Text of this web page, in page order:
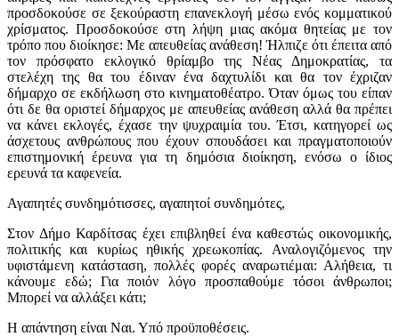
προσδοκούσε σε ξεκούραστη επανεκλογή μέσω ενός κομματικού
χρίσματος. Προσδοκούσε στη λήψη μιας ακόμα θητείας με τον
τρόπο που διοίκησε: Με απευθείας ανάθεση! Ήλπιζε ότι έπειτα από
τον πρόσφατο εκλογικό θρίαμβο της Νέας Δημοκρατίας, τα
στελέχη της θα του έδιναν ένα δαχτυλίδι και θα τον έχριζαν
δήμαρχο σε εκδήλωση στο κινηματοθέατρο. Όταν όμως του είπαν
ότι δε θα οριστεί δήμαρχος με απευθείας ανάθεση αλλά θα πρέπει
να κάνει εκλογές, έχασε την ψυχραιμία του. Έτσι, κατηγορεί ως
άσχετους ανθρώπους που έχουν σπουδάσει και πραγματοποιούν
επιστημονική έρευνα για τη δημόσια διοίκηση, ενόσω ο ίδιος
ερευνά τα καφενεία.
Αγαπητές συνδημότισσες, αγαπητοί συνδημότες,
Στον Δήμο Καρδίτσας έχει επιβληθεί ένα καθεστώς οικονομικής,
πολιτικής και κυρίως ηθικής χρεωκοπίας. Αναλογιζόμενος την
υφιστάμενη κατάσταση, πολλές φορές αναρωτιέμαι: Αλήθεια, τι
κάνουμε εδώ; Για ποιόν λόγο προσπαθούμε τόσοι άνθρωποι;
Μπορεί να αλλάξει κάτι;
Η απάντηση είναι Ναι. Υπό προϋποθέσεις.